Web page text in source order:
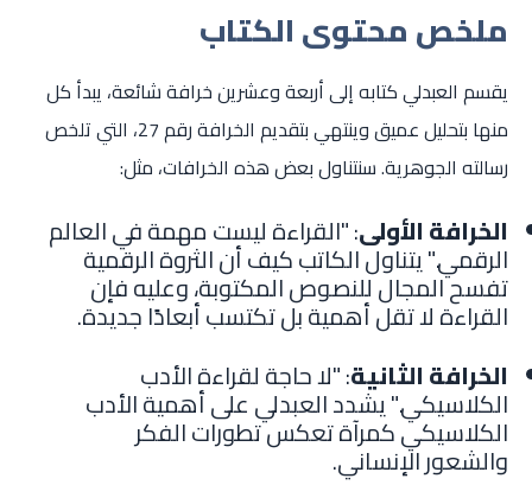
ملخص محتوى الكتاب
يقسم العبدلي كتابه إلى أربعة وعشرين خرافة شائعة، يبدأ كل
منها بتحليل عميق وينتهي بتقديم الخرافة رقم 27، التي تلخص
رسالته الجوهرية. سنتناول بعض هذه الخرافات، مثل:
الخرافة الأولى: "القراءة ليست مهمة في العالم
الرقمي." يتناول الكاتب كيف أن الثروة الرقمية
تفسح المجال للنصوص المكتوبة، وعليه فإن
القراءة لا تقل أهمية بل تكتسب أبعادًا جديدة.
الخرافة الثانية: "لا حاجة لقراءة الأدب
الكلاسيكي." يشدد العبدلي على أهمية الأدب
الكلاسيكي كمرآة تعكس تطورات الفكر
والشعور الإنساني.